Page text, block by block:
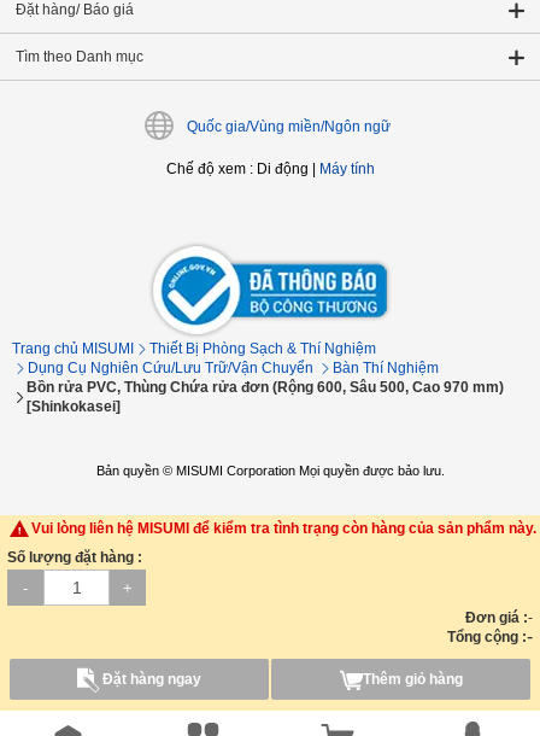
Đặt hàng/ Báo giá
Tìm theo Danh mục
Quốc gia/Vùng miền/Ngôn ngữ
Chế độ xem: Di động Máy tính
Trang chủ MISUMI
Thiết Bị Phòng Sạch & Thí Nghiệm
Dụng Cụ Nghiên Cứu/Lưu Trữ/Vận Chuyển
Bàn Thí Nghiệm
Bồn rửa PVC, Thùng Chứa rửa đơn (Rộng 600, Sâu 500, Cao 970 mm)
[Shinkokasei]
Bản quyền © MISUMI Corporation Mọi quyền được bảo lưu.
Vui lòng liên hệ MISUMI để kiểm tra tình trạng còn hàng của sản phẩm này.
Số lượng đặt hàng :
- +
Đơn giá :-
Tổng cộng :-
Đặt hàng ngay Thêm giỏ hàng